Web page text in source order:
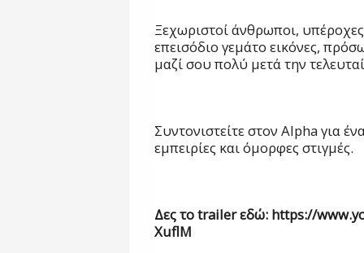
Ξεχωριστοί άνθρωποι,
επεισόδιο γεμάτο εικόνες,
μαζί σου πολύ μετά την
Συντονιστείτε στον Alphaγια
εμπειρίες και όμορφες στιγμές.
Δες τοtrailerεδώ: https://
XuflM